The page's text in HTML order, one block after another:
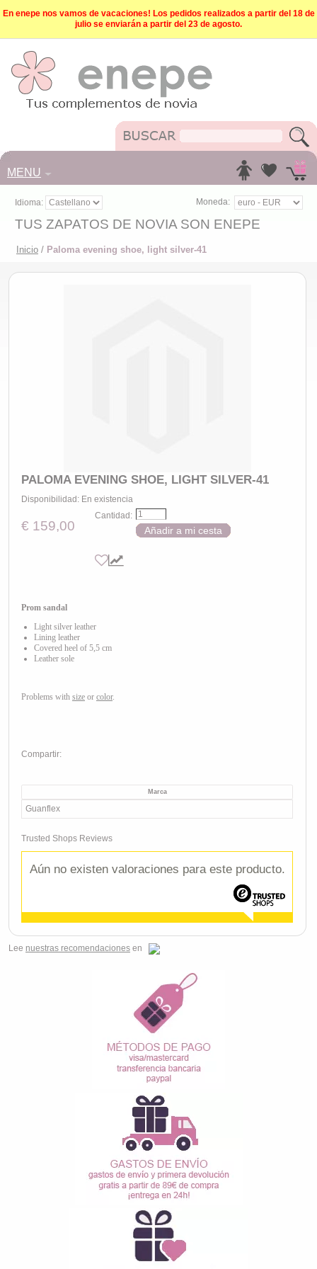
En enepe nos vamos de vacaciones! Los pedidos realizados a partir del 18 de
julio se enviarán a partir del 23 de agosto.
MENU
Idioma: Moneda:
TUS ZAPATOS DE NOVIA SON ENEPE
Inicio / Paloma evening shoe, light silver-41
PALOMA EVENING SHOE, LIGHT SILVER-41
Disponibilidad: En existencia
€ 159,00
Cantidad:
Añadir a mi cesta
Prom sandal
Light silver leather
Lining leather
Covered heel of 5,5 cm
Leather sole
Problems with size or color.
Compartir:
Marca
Guanflex
Trusted Shops Reviews
Aún no existen valoraciones para este producto.
Lee nuestras recomendaciones en